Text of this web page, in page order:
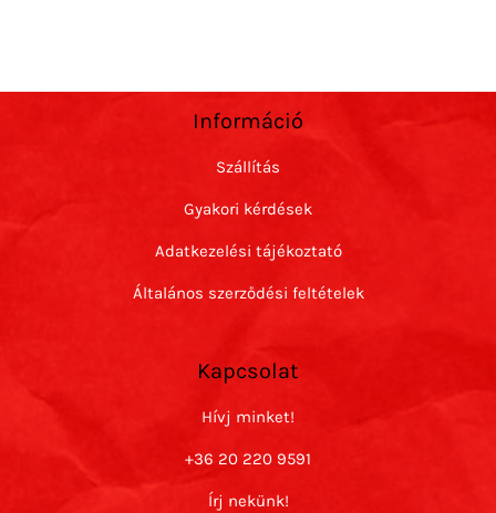
Információ
Szállítás
Gyakori kérdések
Adatkezelési tájékoztató
Általános szerződési feltételek
Kapcsolat
Hívj minket!
+36 20 220 9591
Írj nekünk!